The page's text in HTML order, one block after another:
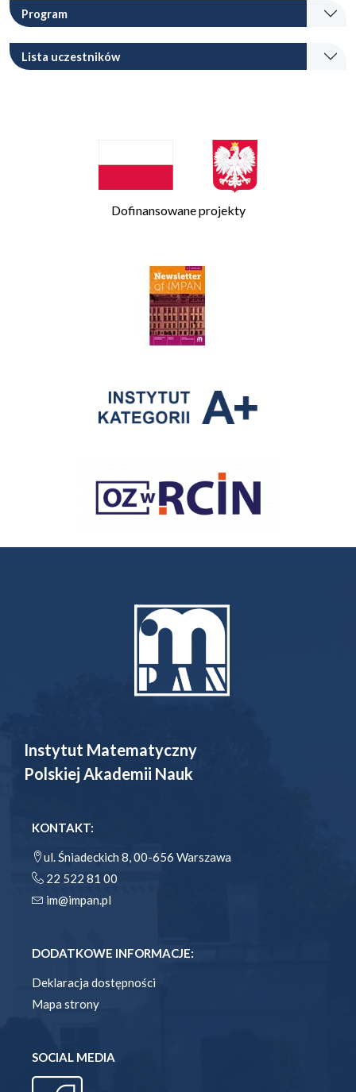
Program
Lista uczestników
Dofinansowane projekty
Instytut Matematyczny
Polskiej Akademii Nauk
KONTAKT:
ul. Śniadeckich 8, 00-656 Warszawa
22 522 81 00
im@impan.pl
DODATKOWE INFORMACJE:
Deklaracja dostępności
Mapa strony
SOCIAL MEDIA